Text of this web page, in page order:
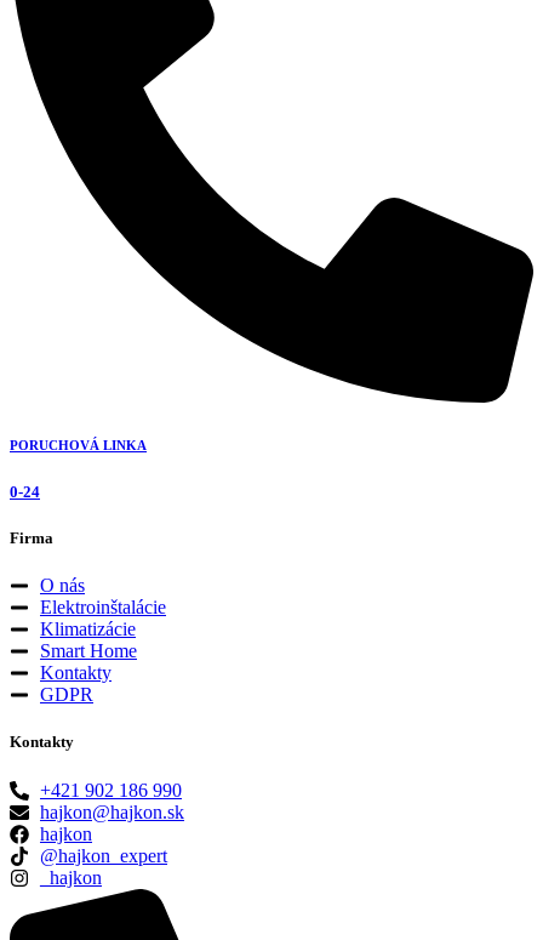
PORUCHOVÁ LINKA
0-24
Firma
O nás
Elektroinštalácie
Klimatizácie
Smart Home
Kontakty
GDPR
Kontakty
+421 902 186 990
hajkon@hajkon.sk
hajkon
@hajkon_expert
_hajkon